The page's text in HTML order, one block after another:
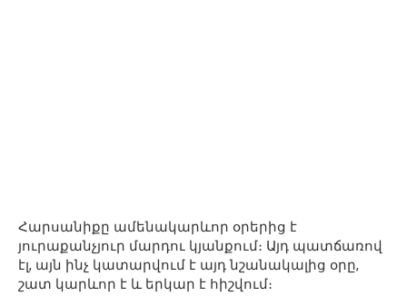
Հարսանիքը ամենակարևոր օրերից է
յուրաքանչյուր մարդու կյանքում։ Այդ պատճառով
էլ, այն ինչ կատարվում է այդ նշանակալից օրը,
շատ կարևոր է և երկար է հիշվում։